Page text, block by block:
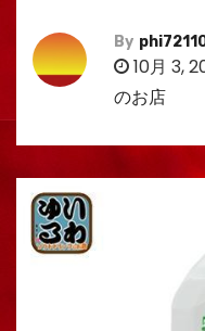
By
10月 3,
のお店